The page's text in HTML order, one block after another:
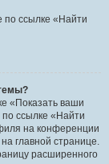
по ссылке «Найти
«Показать ваши
ссылке «Найти
на конференции
главной странице.
расширенного